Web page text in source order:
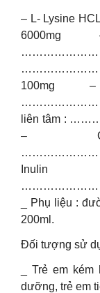
– L-
liên tâm :
–
_ Phụ liệu :
200ml.
Đối tượng sử
_ Trẻ em
dưỡng, trẻ em